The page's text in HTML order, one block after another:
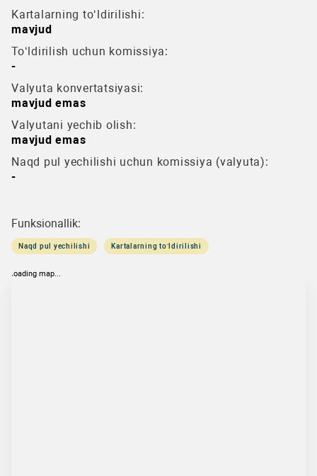
Kartalarning to‘ldirilishi:
mavjud
To‘ldirilish uchun komissiya:
-
Valyuta konvertatsiyasi:
mavjud emas
Valyutani yechib olish:
mavjud emas
Naqd pul yechilishi uchun komissiya (valyuta):
-
Funksionallik:
Naqd pul yechilishi Kartalarning to‘ldirilishi
loading map...